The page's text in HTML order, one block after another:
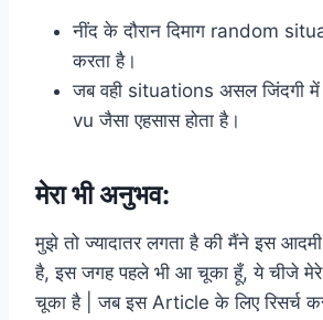
नींद के दौरान दिमाग random
करता है।
जब वही situations असल जिंदगी में
vu जैसा एहसास होता है।
मेरा भी अनुभव:
मुझे तो ज्यादातर लगता है की मैंने इस
है, इस जगह पहले भी आ चूका हूँ, ये चीजे मेरे
चूका है | जब इस Article के लिए रिसर्च